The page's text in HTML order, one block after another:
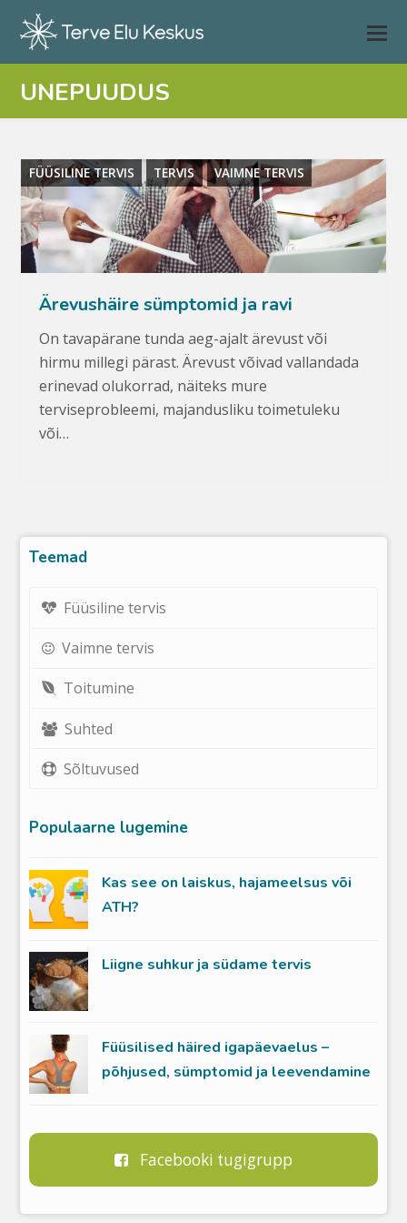
UNEPUUDUS
FÜÜSILINE TERVIS TERVIS VAIMNE TERVIS
Ärevushäire sümptomid ja ravi
On tavapärane tunda aeg-ajalt ärevust või
hirmu millegi pärast. Ärevust võivad vallandada
erinevad olukorrad, näiteks mure
terviseprobleemi, majandusliku toimetuleku
või…
Teemad
Füüsiline tervis
Vaimne tervis
Toitumine
Suhted
Sõltuvused
Populaarne lugemine
Kas see on laiskus, hajameelsus või
ATH?
Liigne suhkur ja südame tervis
Füüsilised häired igapäevaelus –
põhjused, sümptomid ja leevendamine
Facebooki tugigrupp